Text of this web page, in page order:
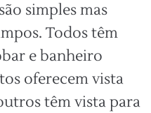
simples mas
Todos têm
e banheiro
oferecem vista
têm vista para